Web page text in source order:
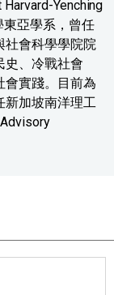
Yenching
亞學系，曾任
社會科學學院院
史、冷戰社會
會實踐。目前為
新加坡南洋理工